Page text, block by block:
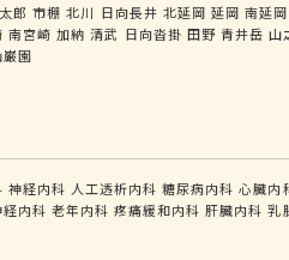
郎 市棚 北川 日向長井 北延岡 延岡 南延岡
南宮崎 加納 清武 日向沓掛 田野 青井岳 山
巌園
神経内科 人工透析内科 糖尿病内科 心臓内
内科 老年内科 疼痛緩和内科 肝臓内科 乳